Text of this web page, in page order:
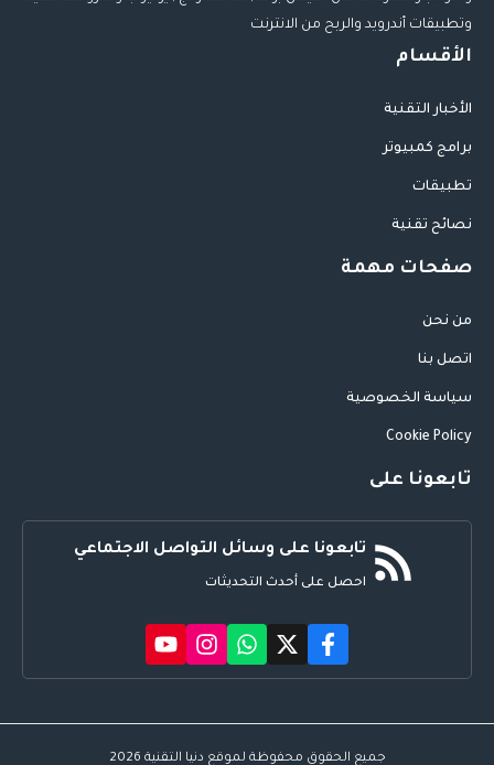
وتطبيقات أندرويد والربح من الانترنت
الأقسام
الأخبار التقنية
برامج كمبيوتر
تطبيقات
نصائح تقنية
صفحات مهمة
من نحن
اتصل بنا
سياسة الخصوصية
Cookie Policy
تابعونا على
تابعونا على وسائل التواصل الاجتماعي
احصل على أحدث التحديثات
جميع الحقوق محفوظة لموقع دنيا التقنية 2026